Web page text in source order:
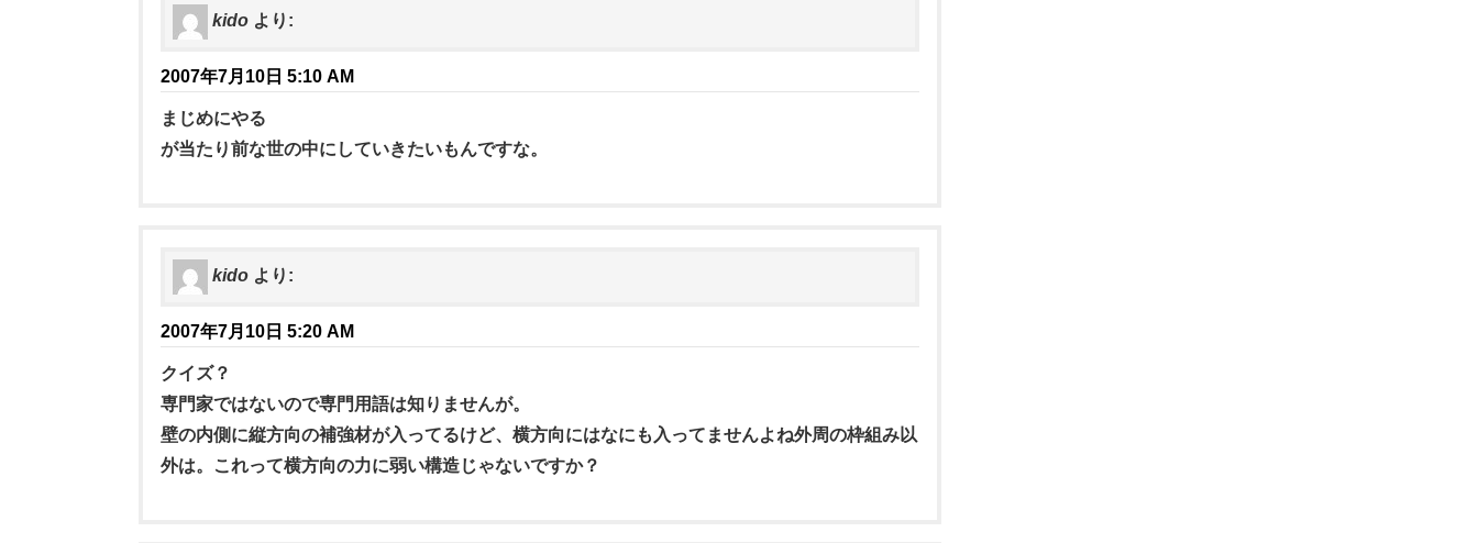
kido より:
2007年7月10日 5:10 AM
まじめにやる
が当たり前な世の中にしていきたいもんですな。
kido より:
2007年7月10日 5:20 AM
クイズ？
専門家ではないので専門用語は知りませんが。
壁の内側に縦方向の補強材が入ってるけど、横方向にはなにも入ってませんよね外周の枠組み以
外は。これって横方向の力に弱い構造じゃないですか？